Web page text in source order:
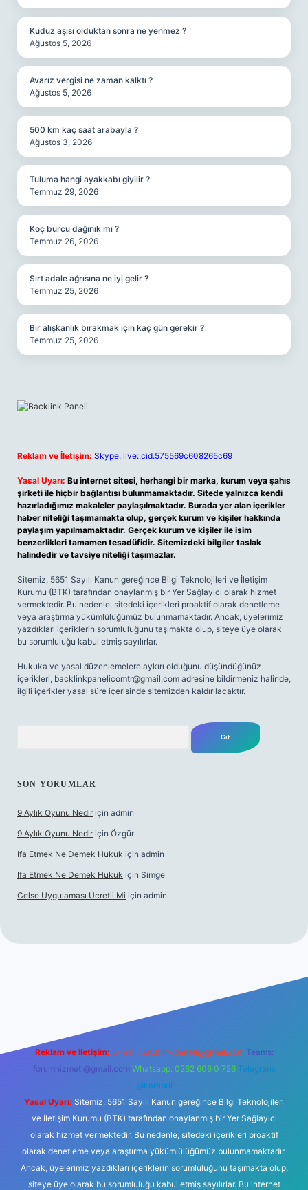
Kuduz aşısı olduktan sonra ne yenmez ?
Ağustos 5, 2026
Avarız vergisi ne zaman kalktı ?
Ağustos 5, 2026
500 km kaç saat arabayla ?
Ağustos 3, 2026
Tuluma hangi ayakkabı giyilir ?
Temmuz 29, 2026
Koç burcu dağınık mı ?
Temmuz 26, 2026
Sırt adale ağrısına ne iyi gelir ?
Temmuz 25, 2026
Bir alışkanlık bırakmak için kaç gün gerekir ?
Temmuz 25, 2026
Reklam ve İletişim: Skype: live:.cid.575569c608265c69
Yasal Uyarı: Bu internet sitesi, herhangi bir marka, kurum veya şahıs
şirketi ile hiçbir bağlantısı bulunmamaktadır. Sitede yalnızca kendi
hazırladığımız makaleler paylaşılmaktadır. Burada yer alan içerikler
haber niteliği taşımamakta olup, gerçek kurum ve kişiler hakkında
paylaşım yapılmamaktadır. Gerçek kurum ve kişiler ile isim
benzerlikleri tamamen tesadüfidir. Sitemizdeki bilgiler taslak
halindedir ve tavsiye niteliği taşımazlar.
Sitemiz, 5651 Sayılı Kanun gereğince Bilgi Teknolojileri ve İletişim
Kurumu (BTK) tarafından onaylanmış bir Yer Sağlayıcı olarak hizmet
vermektedir. Bu nedenle, sitedeki içerikleri proaktif olarak denetleme
veya araştırma yükümlülüğümüz bulunmamaktadır. Ancak, üyelerimiz
yazdıkları içeriklerin sorumluluğunu taşımakta olup, siteye üye olarak
bu sorumluluğu kabul etmiş sayılırlar.
Hukuka ve yasal düzenlemelere aykırı olduğunu düşündüğünüz
içerikleri, backlinkpanelicomtr@gmail.com adresine bildirmeniz halinde,
ilgili içerikler yasal süre içerisinde sitemizden kaldırılacaktır.
SON YORUMLAR
9 Aylık Oyunu Nedir için admin
9 Aylık Oyunu Nedir için Özgür
Ifa Etmek Ne Demek Hukuk için admin
Ifa Etmek Ne Demek Hukuk için Simge
Celse Uygulaması Ücretli Mi için admin
Reklam ve İletişim: E-mail: backlinkpaneli@gmail.com Teams:
forumhizmeti@gmail.com Whatsapp: 0262 606 0 726 Telegram:
@karabul
Yasal Uyarı: Sitemiz, 5651 Sayılı Kanun gereğince Bilgi Teknolojileri
ve İletişim Kurumu (BTK) tarafından onaylanmış bir Yer Sağlayıcı
olarak hizmet vermektedir. Bu nedenle, sitedeki içerikleri proaktif
olarak denetleme veya araştırma yükümlülüğümüz bulunmamaktadır.
Ancak, üyelerimiz yazdıkları içeriklerin sorumluluğunu taşımakta olup,
siteye üye olarak bu sorumluluğu kabul etmiş sayılırlar. Bu internet